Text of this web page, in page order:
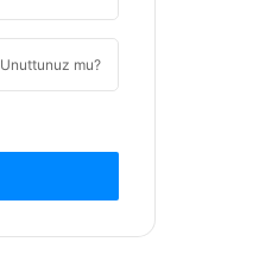
Unuttunuz mu?